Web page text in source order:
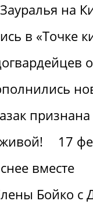
на
в «Точке
17
вместе
Бойко с